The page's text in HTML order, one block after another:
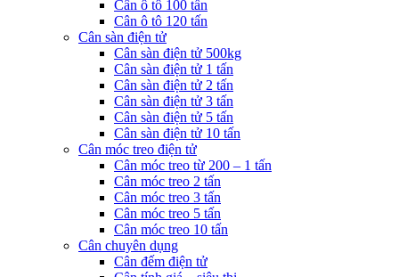
Cân ô tô 100 tấn
Cân ô tô 120 tấn
Cân sàn điện tử
Cân sàn điện tử 500kg
Cân sàn điện tử 1 tấn
Cân sàn điện tử 2 tấn
Cân sàn điện tử 3 tấn
Cân sàn điện tử 5 tấn
Cân sàn điện tử 10 tấn
Cân móc treo điện tử
Cân móc treo từ 200 – 1 tấn
Cân móc treo 2 tấn
Cân móc treo 3 tấn
Cân móc treo 5 tấn
Cân móc treo 10 tấn
Cân chuyên dụng
Cân đếm điện tử